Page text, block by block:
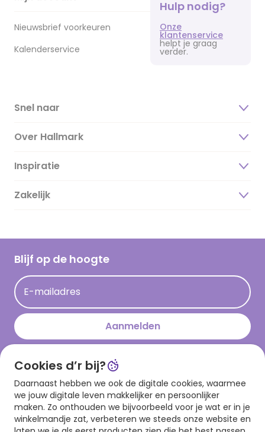
Nieuwsbrief voorkeuren
Kalenderservice
Hulp nodig?
Onze
klantenservice
helpt je graag
verder.
Snel naar
Over Hallmark
Over ons
Duurzaamheid
Hallmark Kaartclub
Acties
Persberichten
Hallmark en Kinderpostzegels
Inspiratie
Magazine
Cadeau inspiratie
Kaartinspiratie
Zakelijk
Blijf op de hoogte
E-mailadres
Aanmelden
Download onze app
Cookies d’r bij?
Daarnaast hebben we ook de digitale cookies, waarmee
we jouw digitale leven makkelijker en persoonlijker
maken. Zo onthouden we bijvoorbeeld voor je wat er in je
winkelmandje zat, verbeteren we steeds onze website en